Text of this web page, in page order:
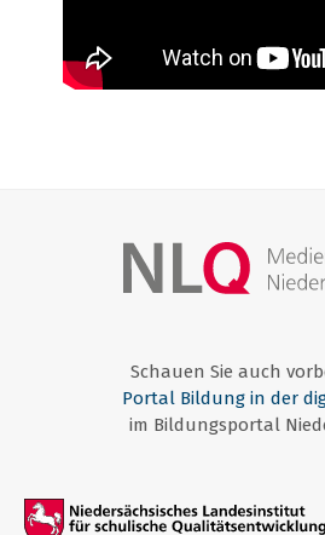
Schauen Sie auch
Portal Bildung in der
im Bildungsportal